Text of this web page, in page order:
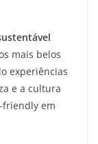
mais belos
experiências
e a cultura
friendly em